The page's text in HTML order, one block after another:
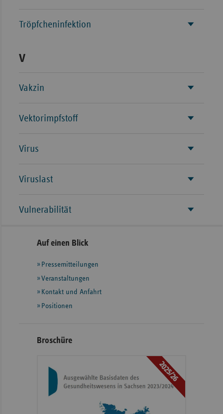
Tröpfcheninfektion
V
Vakzin
Vektorimpfstoff
Virus
Viruslast
Vulnerabilität
Seitennavigation
Seitenleiste
weiteren
Informationen
Auf einen Blick
Pressemitteilungen
Veranstaltungen
Kontakt und Anfahrt
Positionen
Broschüre
2025/26